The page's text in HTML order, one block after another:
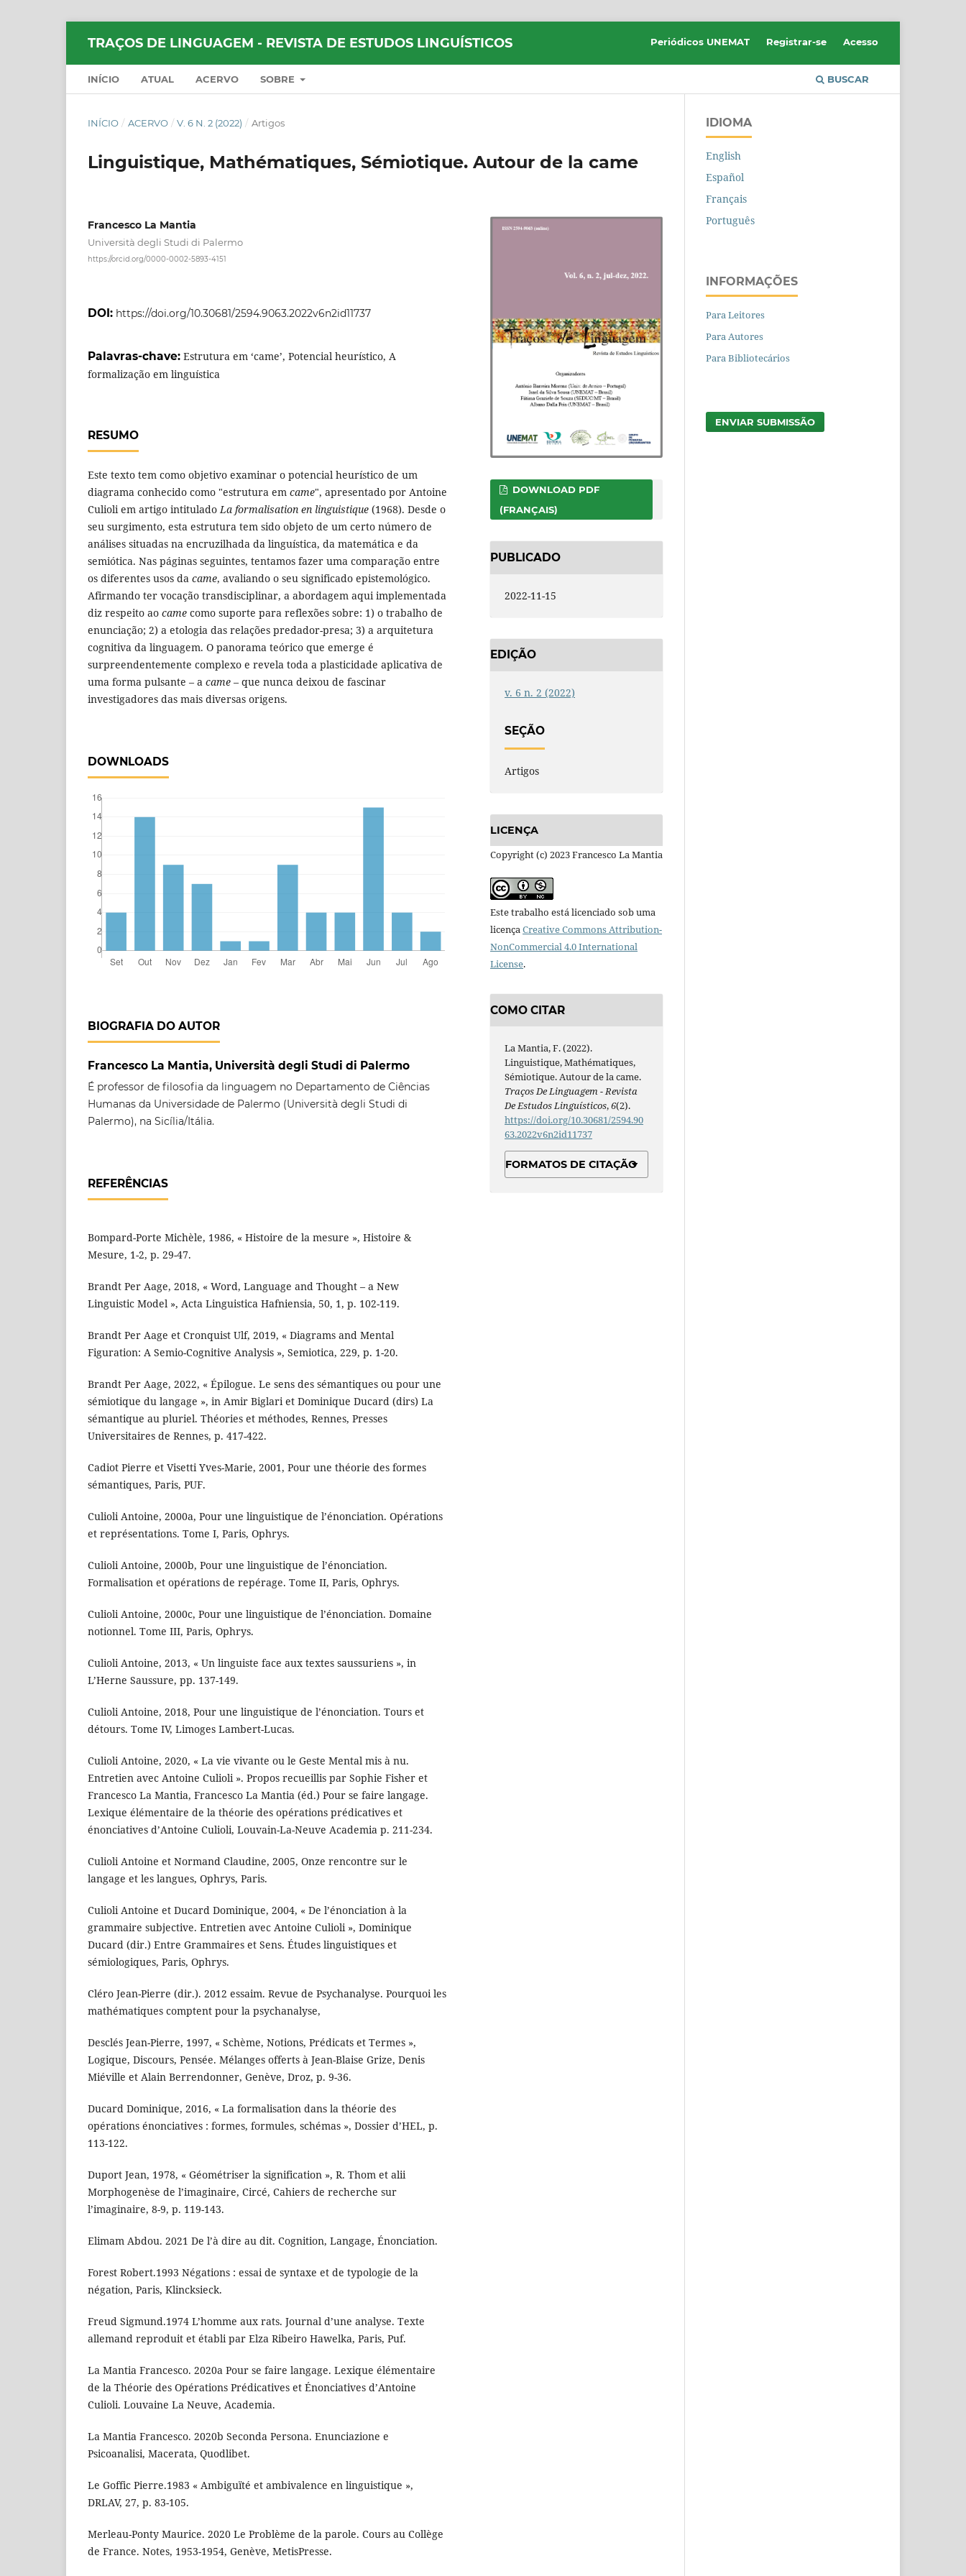
TRAÇOS DE LINGUAGEM - REVISTA DE ESTUDOS LINGUÍSTICOS
INÍCIO ATUAL ACERVO SOBRE BUSCAR
Periódicos UNEMAT Registrar-se Acesso
INÍCIO / ACERVO / V. 6 N. 2 (2022) / Artigos
Linguistique, Mathématiques, Sémiotique. Autour de la came
Francesco La Mantia
Università degli Studi di Palermo
https://orcid.org/0000-0002-5893-4151
DOI: https://doi.org/10.30681/2594.9063.2022v6n2id11737
Palavras-chave: Estrutura em ‘came’, Potencial heurístico, A
formalização em linguística
RESUMO
Este texto tem como objetivo examinar o potencial heurístico de um
diagrama conhecido como "estrutura em came", apresentado por Antoine
Culioli em artigo intitulado La formalisation en linguistique (1968). Desde o
seu surgimento, esta estrutura tem sido objeto de um certo número de
análises situadas na encruzilhada da linguística, da matemática e da
semiótica. Nas páginas seguintes, tentamos fazer uma comparação entre
os diferentes usos da came, avaliando o seu significado epistemológico.
Afirmando ter vocação transdisciplinar, a abordagem aqui implementada
diz respeito ao came como suporte para reflexões sobre: ​​1) o trabalho de
enunciação; 2) a etologia das relações predador-presa; 3) a arquitetura
cognitiva da linguagem. O panorama teórico que emerge é
surpreendentemente complexo e revela toda a plasticidade aplicativa de
uma forma pulsante – a came – que nunca deixou de fascinar
investigadores das mais diversas origens.
DOWNLOADS
BIOGRAFIA DO AUTOR
Francesco La Mantia, Università degli Studi di Palermo
É professor de filosofia da linguagem no Departamento de Ciências
Humanas da Universidade de Palermo (Università degli Studi di
Palermo), na Sicília/Itália.
REFERÊNCIAS
Bompard-Porte Michèle, 1986, « Histoire de la mesure », Histoire &
Mesure, 1-2, p. 29-47.
Brandt Per Aage, 2018, « Word, Language and Thought – a New
Linguistic Model », Acta Linguistica Hafniensia, 50, 1, p. 102-119.
Brandt Per Aage et Cronquist Ulf, 2019, « Diagrams and Mental
Figuration: A Semio-Cognitive Analysis », Semiotica, 229, p. 1-20.
Brandt Per Aage, 2022, « Épilogue. Le sens des sémantiques ou pour une
sémiotique du langage », in Amir Biglari et Dominique Ducard (dirs) La
sémantique au pluriel. Théories et méthodes, Rennes, Presses
Universitaires de Rennes, p. 417-422.
Cadiot Pierre et Visetti Yves-Marie, 2001, Pour une théorie des formes
sémantiques, Paris, PUF.
Culioli Antoine, 2000a, Pour une linguistique de l’énonciation. Opérations
et représentations. Tome I, Paris, Ophrys.
Culioli Antoine, 2000b, Pour une linguistique de l’énonciation.
Formalisation et opérations de repérage. Tome II, Paris, Ophrys.
Culioli Antoine, 2000c, Pour une linguistique de l’énonciation. Domaine
notionnel. Tome III, Paris, Ophrys.
Culioli Antoine, 2013, « Un linguiste face aux textes saussuriens », in
L’Herne Saussure, pp. 137-149.
Culioli Antoine, 2018, Pour une linguistique de l’énonciation. Tours et
détours. Tome IV, Limoges Lambert-Lucas.
Culioli Antoine, 2020, « La vie vivante ou le Geste Mental mis à nu.
Entretien avec Antoine Culioli ». Propos recueillis par Sophie Fisher et
Francesco La Mantia, Francesco La Mantia (éd.) Pour se faire langage.
Lexique élémentaire de la théorie des opérations prédicatives et
énonciatives d’Antoine Culioli, Louvain-La-Neuve Academia p. 211-234.
Culioli Antoine et Normand Claudine, 2005, Onze rencontre sur le
langage et les langues, Ophrys, Paris.
Culioli Antoine et Ducard Dominique, 2004, « De l’énonciation à la
grammaire subjective. Entretien avec Antoine Culioli », Dominique
Ducard (dir.) Entre Grammaires et Sens. Études linguistiques et
sémiologiques, Paris, Ophrys.
Cléro Jean-Pierre (dir.). 2012 essaim. Revue de Psychanalyse. Pourquoi les
mathématiques comptent pour la psychanalyse,
Desclés Jean-Pierre, 1997, « Schème, Notions, Prédicats et Termes »,
Logique, Discours, Pensée. Mélanges offerts à Jean-Blaise Grize, Denis
Miéville et Alain Berrendonner, Genève, Droz, p. 9-36.
Ducard Dominique, 2016, « La formalisation dans la théorie des
opérations énonciatives : formes, formules, schémas », Dossier d’HEL, p.
113-122.
Duport Jean, 1978, « Géométriser la signification », R. Thom et alii
Morphogenèse de l’imaginaire, Circé, Cahiers de recherche sur
l’imaginaire, 8-9, p. 119-143.
Elimam Abdou. 2021 De l’à dire au dit. Cognition, Langage, Énonciation.
Forest Robert.1993 Négations : essai de syntaxe et de typologie de la
négation, Paris, Klincksieck.
Freud Sigmund.1974 L’homme aux rats. Journal d’une analyse. Texte
allemand reproduit et établi par Elza Ribeiro Hawelka, Paris, Puf.
La Mantia Francesco. 2020a Pour se faire langage. Lexique élémentaire
de la Théorie des Opérations Prédicatives et Énonciatives d’Antoine
Culioli. Louvaine La Neuve, Academia.
La Mantia Francesco. 2020b Seconda Persona. Enunciazione e
Psicoanalisi, Macerata, Quodlibet.
Le Goffic Pierre.1983 « Ambiguïté et ambivalence en linguistique »,
DRLAV, 27, p. 83-105.
Merleau-Ponty Maurice. 2020 Le Problème de la parole. Cours au Collège
de France. Notes, 1953-1954, Genève, MetisPresse.
DOWNLOAD PDF
(FRANÇAIS)
PUBLICADO
2022-11-15
EDIÇÃO
v. 6 n. 2 (2022)
SEÇÃO
Artigos
LICENÇA
Copyright (c) 2023 Francesco La Mantia
Este trabalho está licenciado sob uma
licençaCreative Commons Attribution-
NonCommercial 4.0 International
License.
COMO CITAR
La Mantia, F. (2022).
Linguistique, Mathématiques,
Sémiotique. Autour de la came.
Traços De Linguagem - Revista
De Estudos Linguísticos,6(2).
https://doi.org/10.30681/2594.90
63.2022v6n2id11737
FORMATOS DE CITAÇÃO
IDIOMA
English
Español
Français
Português
INFORMAÇÕES
Para Leitores
Para Autores
Para Bibliotecários
ENVIAR SUBMISSÃO